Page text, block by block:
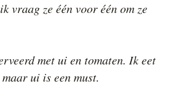
vraag ze één voor één om ze
met ui en tomaten. Ik eet
ui is een must.